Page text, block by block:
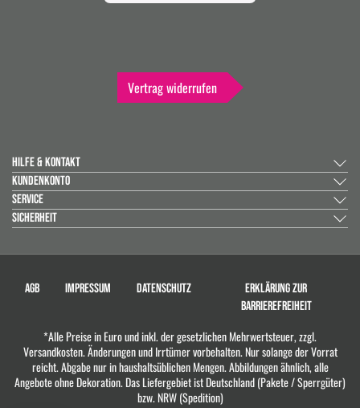
Vertrag widerrufen
HILFE & KONTAKT
KUNDENKONTO
SERVICE
SICHERHEIT
AGB IMPRESSUM DATENSCHUTZ
ERKLÄRUNG ZUR
BARRIEREFREIHEIT
*Alle Preise in Euro und inkl. der gesetzlichen Mehrwertsteuer, zzgl.
Versandkosten. Änderungen und Irrtümer vorbehalten. Nur solange der Vorrat
reicht. Abgabe nur in haushaltsüblichen Mengen. Abbildungen ähnlich, alle
Angebote ohne Dekoration. Das Liefergebiet ist Deutschland (Pakete / Sperrgüter)
bzw. NRW (Spedition)